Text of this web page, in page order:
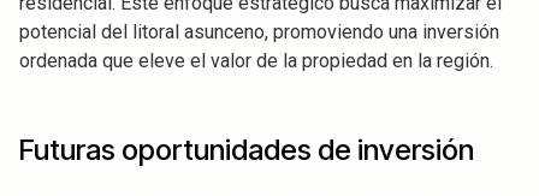
potencial del litoral asunceno, promoviendo una inversión
ordenada que eleve el valor de la propiedad en la región.
Futuras oportunidades de inversión